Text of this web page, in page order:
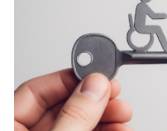
„Extremwetterlagen –
Deutschland“ und enthält
zivilgesellschaftlichen
ländlichen Regionen. Im
Leistner über die Idee, das
Erkenntnisse. Das Buch deute